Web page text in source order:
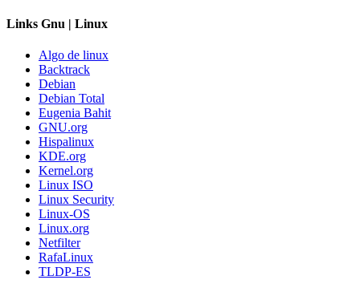
Links Gnu | Linux
Algo de linux
Backtrack
Debian
Debian Total
Eugenia Bahit
GNU.org
Hispalinux
KDE.org
Kernel.org
Linux ISO
Linux Security
Linux-OS
Linux.org
Netfilter
RafaLinux
TLDP-ES